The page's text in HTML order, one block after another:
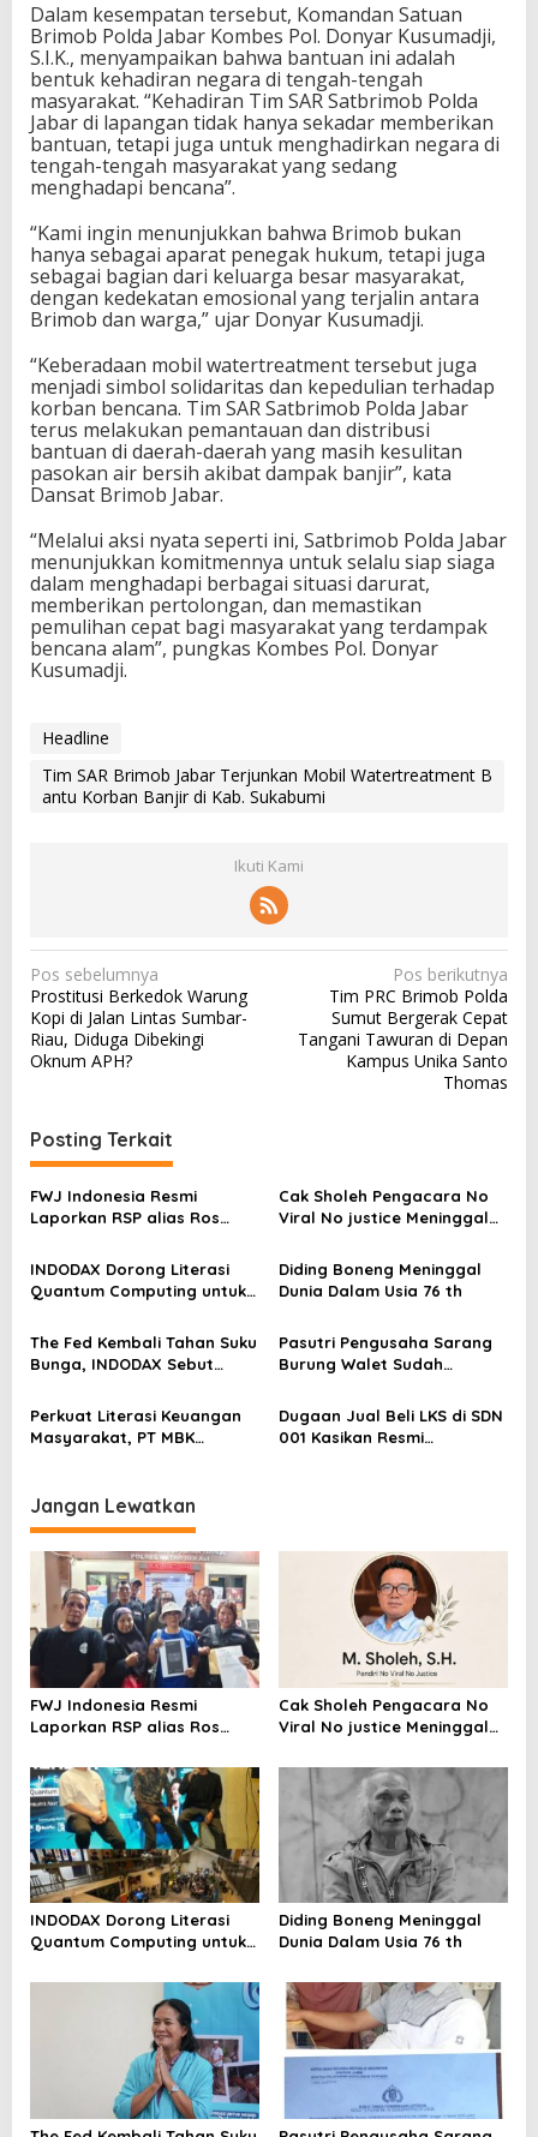
Dalam kesempatan tersebut, Komandan Satuan
Brimob Polda Jabar Kombes Pol. Donyar Kusumadji,
S.I.K., menyampaikan bahwa bantuan ini adalah
bentuk kehadiran negara di tengah-tengah
masyarakat. “Kehadiran Tim SAR Satbrimob Polda
Jabar di lapangan tidak hanya sekadar memberikan
bantuan, tetapi juga untuk menghadirkan negara di
tengah-tengah masyarakat yang sedang
menghadapi bencana”.
“Kami ingin menunjukkan bahwa Brimob bukan
hanya sebagai aparat penegak hukum, tetapi juga
sebagai bagian dari keluarga besar masyarakat,
dengan kedekatan emosional yang terjalin antara
Brimob dan warga,” ujar Donyar Kusumadji.
“Keberadaan mobil watertreatment tersebut juga
menjadi simbol solidaritas dan kepedulian terhadap
korban bencana. Tim SAR Satbrimob Polda Jabar
terus melakukan pemantauan dan distribusi
bantuan di daerah-daerah yang masih kesulitan
pasokan air bersih akibat dampak banjir”, kata
Dansat Brimob Jabar.
“Melalui aksi nyata seperti ini, Satbrimob Polda Jabar
menunjukkan komitmennya untuk selalu siap siaga
dalam menghadapi berbagai situasi darurat,
memberikan pertolongan, dan memastikan
pemulihan cepat bagi masyarakat yang terdampak
bencana alam”, pungkas Kombes Pol. Donyar
Kusumadji.
Headline
Tim SAR Brimob Jabar Terjunkan Mobil Watertreatment B
antu Korban Banjir di Kab. Sukabumi
Ikuti Kami
N
a
v
i
a
s
i
o
s
Pos sebelumnya
Prostitusi Berkedok Warung
Kopi di Jalan Lintas Sumbar-
Riau, Diduga Dibekingi
Oknum APH?
Pos berikutnya
Tim PRC Brimob Polda
Sumut Bergerak Cepat
Tangani Tawuran di Depan
Kampus Unika Santo
Thomas
Posting Terkait
FWJ Indonesia Resmi
Laporkan RSP alias Ros
Cak Sholeh Pengacara No
Viral No justice Meninggal
INDODAX Dorong Literasi
Quantum Computing untuk
Blockchain
Diding Boneng Meninggal
Dunia Dalam Usia 76 th
The Fed Kembali Tahan Suku
Bunga, INDODAX Sebut
Sentimen Pasar
Pasutri Pengusaha Sarang
Burung Walet Sudah
Pelapor Desak Polda Jambi
Segera Lakukan Penahanan
Perkuat Literasi Keuangan
Masyarakat, PT MBK
Dugaan Jual Beli LKS di SDN
001 Kasikan Resmi
Jangan Lewatkan
FWJ Indonesia Resmi
Laporkan RSP alias Ros
Cak Sholeh Pengacara No
Viral No justice Meninggal
INDODAX Dorong Literasi
Quantum Computing untuk
Blockchain
Diding Boneng Meninggal
Dunia Dalam Usia 76 th